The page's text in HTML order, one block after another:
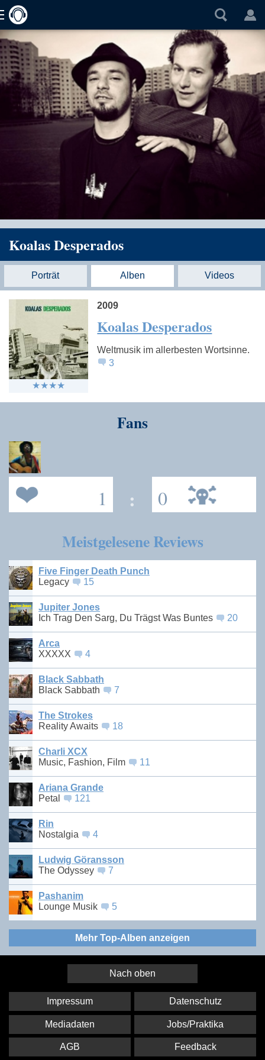
Koalas Desperados
Porträt Alben Videos
2009
Koalas Desperados
Weltmusik im allerbesten Wortsinne.
3
Fans
1 : 0
Meistgelesene Reviews
Five Finger Death Punch
Legacy
15
Jupiter Jones
Ich Trag Den Sarg, Du Trägst Was Buntes
20
Arca
XXXXX
4
Black Sabbath
Black Sabbath
7
The Strokes
Reality Awaits
18
Charli XCX
Music, Fashion, Film
11
Ariana Grande
Petal
121
Rin
Nostalgia
4
Ludwig Göransson
The Odyssey
7
Pashanim
Lounge Musik
5
Mehr Top-Alben anzeigen
Nach oben
Impressum Datenschutz
Mediadaten Jobs/Praktika
AGB Feedback